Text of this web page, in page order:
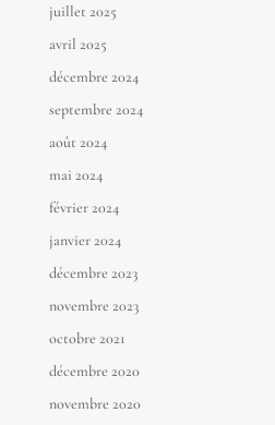
juillet 2025
avril 2025
décembre 2024
septembre 2024
août 2024
mai 2024
février 2024
janvier 2024
décembre 2023
novembre 2023
octobre 2021
décembre 2020
novembre 2020